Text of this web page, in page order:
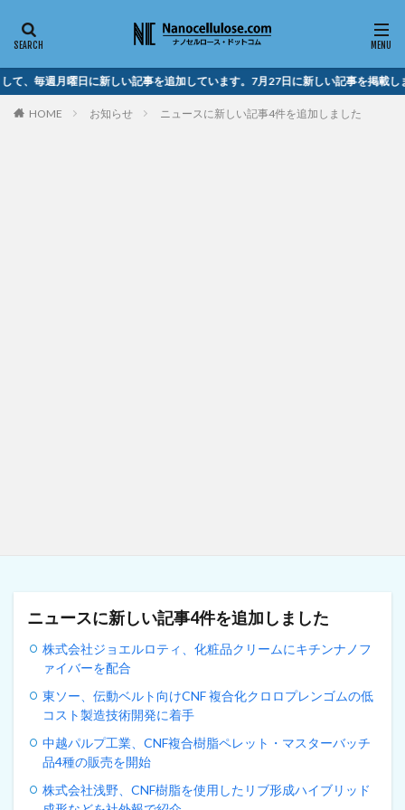
て、毎週月曜日に新しい記事を追加しています。7月27日に新しい記事を掲載し
HOME お知らせ ニュースに新しい記事4件を追加しました
ニュースに新しい記事4件を追加しました
株式会社ジョエルロティ、化粧品クリームにキチンナノフ
ァイバーを配合
東ソー、伝動ベルト向けCNF 複合化クロロプレンゴムの低
コスト製造技術開発に着手
中越パルプ工業、CNF複合樹脂ペレット・マスターバッチ
品4種の販売を開始
株式会社浅野、CNF樹脂を使用したリブ形成ハイブリッド